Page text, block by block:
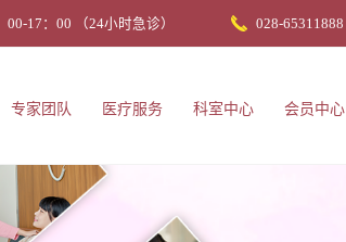
00-17：00 （24小时急诊） 028-65311888
专家团队 医疗服务 科室中心 会员中心